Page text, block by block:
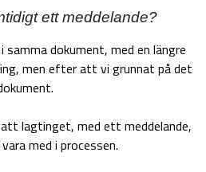
ett meddelande?
samma dokument, med en längre
men efter att vi grunnat på det
lagtinget, med ett meddelande,
med i processen.